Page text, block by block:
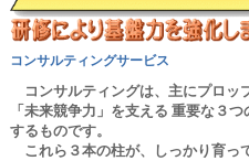
コンサルティングサービス
コンサルティングは、主にプロッ
「未来競争力」を支える 重要な３
するものです。
これら３本の柱が、しっかり育っ